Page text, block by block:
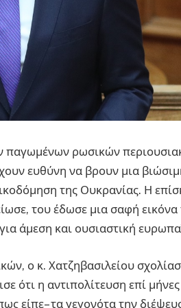
παγωμένων ρωσικών
ευθύνη να βρουν μια
της Ουκρανίας. Η
του έδωσε μια σαφή εικόνα
άμεση και ουσιαστική
ο κ. Χατζηβασιλείου
ότι η αντιπολίτευση επί
είπε– τα γεγονότα την